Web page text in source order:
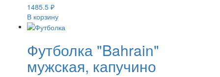
1485.5 ₽
В корзину
Футболка "Bahrain"
мужская, капучино